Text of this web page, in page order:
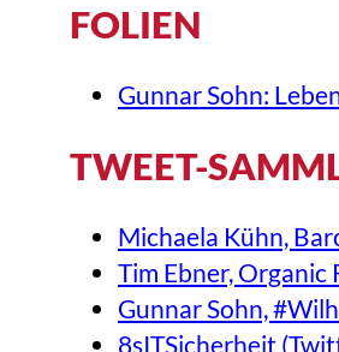
FOLIEN
Gunnar Sohn:
TWEET-
Michaela Kühn,
Tim Ebner, Organic
Gunnar Sohn,
8sITSicherheit